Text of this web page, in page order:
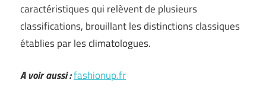
caractéristiques qui relèvent de plusieurs
classifications, brouillant les distinctions classiques
établies par les climatologues.
A voir aussi :fashionup.fr